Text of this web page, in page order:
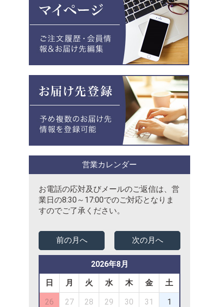
営業カレンダー
お電話の応対及びメールのご返信は、営
業日の8:30～17:00でのご対応となりま
すのでご了承ください。
2026年8月
前の月へ 次の月へ
日 月 火 水 木 金 土
26 27 28 29 30 31 1